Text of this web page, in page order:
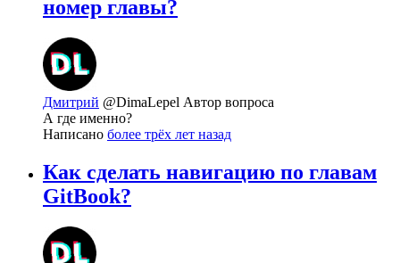
номер главы?
Дмитрий @DimaLepel Автор вопроса
А где именно?
Написано более трёх лет назад
Как сделать навигацию по главам
GitBook?